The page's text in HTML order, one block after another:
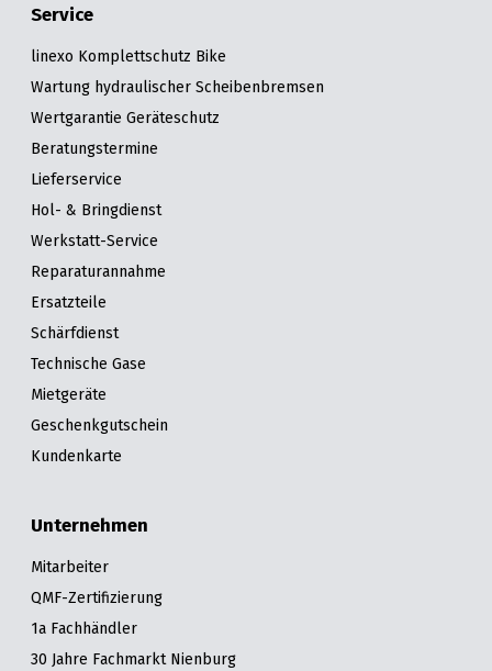
Service
linexo Komplettschutz Bike
Wartung hydraulischer Scheibenbremsen
Wertgarantie Geräteschutz
Beratungstermine
Lieferservice
Hol- & Bringdienst
Werkstatt-Service
Reparaturannahme
Ersatzteile
Schärfdienst
Technische Gase
Mietgeräte
Geschenkgutschein
Kundenkarte
Unternehmen
Mitarbeiter
QMF-Zertifizierung
1a Fachhändler
30 Jahre Fachmarkt Nienburg